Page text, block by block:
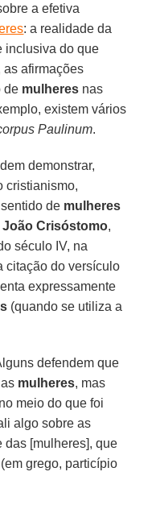
a efetiva
: a realidade da
inclusiva do que
as afirmações
de mulheres nas
existem vários
Paulinum.
demonstrar,
cristianismo,
de mulheres
João Crisóstomo,
século IV, na
citação do versículo
expressamente
(quando se utiliza a
defendem que
mulheres, mas
meio do que foi
algo sobre as
das [mulheres], que
(em grego, particípio